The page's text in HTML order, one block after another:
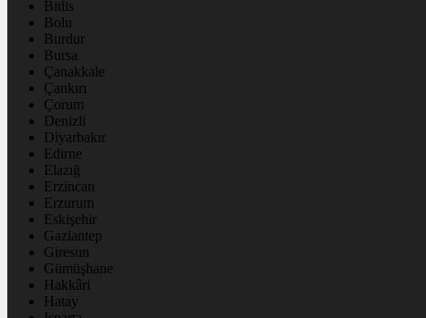
Bitlis
Bolu
Burdur
Bursa
Çanakkale
Çankırı
Çorum
Denizli
Diyarbakır
Edirne
Elazığ
Erzincan
Erzurum
Eskişehir
Gaziantep
Giresun
Gümüşhane
Hakkâri
Hatay